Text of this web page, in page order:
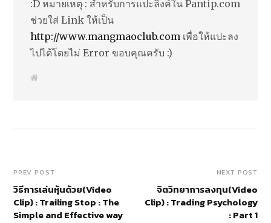
:D หมายเหตุ : สำหรับการแปะลิงค์ใน Pantip.com
ช่วยใส่ Link ให้เป็น
http://www.mangmaoclub.com เพื่อให้แปะลง
ไปได้โดยไม่ Error ขอบคุณครับ :)
PREV POST
วิธีการเล่นหุ้นด้วย(Video
Clip) : Trailing Stop : The
Simple and Effective way
NEXT POST
จิตวิทยาการลงทุน(Video
Clip) : Trading Psychology
: Part 1